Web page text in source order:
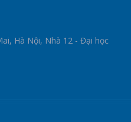
Hà Nội, Nhà 12 - Đại học